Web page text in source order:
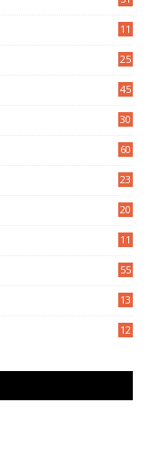
11
25
45
30
60
23
20
11
55
13
12